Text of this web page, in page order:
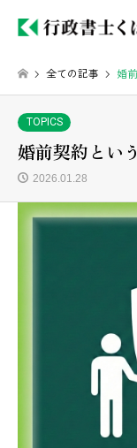
全ての記事 婚
TOPICS
婚前契約とい
2026.01.28